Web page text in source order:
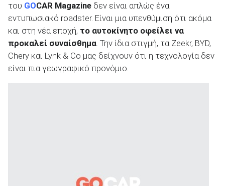
του GOCAR Magazine δεν είναι απλώς ένα
εντυπωσιακό roadster. Είναι μια υπενθύμιση ότι ακόμα
και στη νέα εποχή, το αυτοκίνητο οφείλει να
προκαλεί συναίσθημα. Την ίδια στιγμή, τα Zeekr, BYD,
Chery και Lynk & Co μας δείχνουν ότι η τεχνολογία δεν
είναι πια γεωγραφικό προνόμιο.